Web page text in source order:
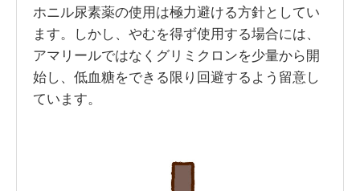
ホニル尿素薬の使用は極力避ける方針としてい
ます。しかし、やむを得ず使用する場合には、
アマリールではなくグリミクロンを少量から開
始し、低血糖をできる限り回避するよう留意し
ています。